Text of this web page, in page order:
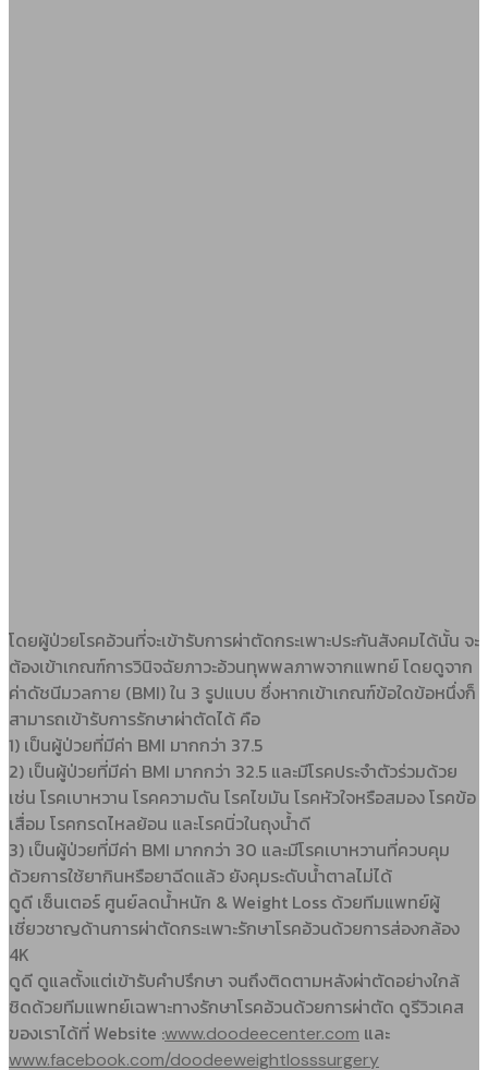
โดยผู้ป่วยโรคอ้วนที่จะเข้ารับการผ่าตัดกระเพาะประกันสังคมได้นั้น จะ
ต้องเข้าเกณฑ์การวินิจฉัยภาวะอ้วนทุพพลภาพจากแพทย์ โดยดูจาก
ค่าดัชนีมวลกาย (BMI) ใน 3 รูปแบบ ซึ่งหากเข้าเกณฑ์ข้อใดข้อหนึ่งก็
สามารถเข้ารับการรักษาผ่าตัดได้ คือ
1) เป็นผู้ป่วยที่มีค่า BMI มากกว่า 37.5
2) เป็นผู้ป่วยที่มีค่า BMI มากกว่า 32.5 และมีโรคประจำตัวร่วมด้วย
เช่น โรคเบาหวาน โรคความดัน โรคไขมัน โรคหัวใจหรือสมอง โรคข้อ
เสื่อม โรคกรดไหลย้อน และโรคนิ่วในถุงน้ำดี
3) เป็นผู้ป่วยที่มีค่า BMI มากกว่า 30 และมีโรคเบาหวานที่ควบคุม
ด้วยการใช้ยากินหรือยาฉีดแล้ว ยังคุมระดับน้ำตาลไม่ได้
ดูดี เซ็นเตอร์ ศูนย์ลดน้ำหนัก & Weight Loss ด้วยทีมแพทย์ผู้
เชี่ยวชาญด้านการผ่าตัดกระเพาะรักษาโรคอ้วนด้วยการส่องกล้อง
4K
ดูดี ดูแลตั้งแต่เข้ารับคำปรึกษา จนถึงติดตามหลังผ่าตัดอย่างใกล้
ชิดด้วยทีมแพทย์เฉพาะทางรักษาโรคอ้วนด้วยการผ่าตัด ดูรีวิวเคส
ของเราได้ที่ Website :www.doodeecenter.com และ
www.facebook.com/doodeeweightlosssurgery